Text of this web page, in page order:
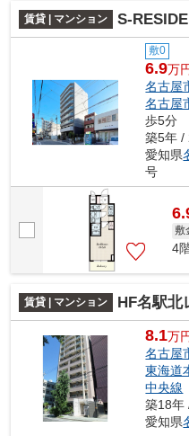
賃貸 | マンション S-
敷0
6.9万
名古屋
名古屋
歩5分
築5年 /
愛知県
号
敷
4
賃貸 | マンション HF名駅北
8.1万
名古屋
東海道
中央線
築18年
愛知県